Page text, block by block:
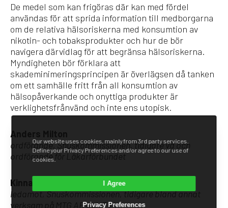
De medel som kan frigöras där kan med fördel
användas för att sprida information till medborgarna
om de relativa hälsoriskerna med konsumtion av
nikotin- och tobaksprodukter och hur de bör
navigera därvidlag för att begränsa hälsoriskerna.
Myndigheten bör förklara att
skademinimeringsprincipen är överlägsen då tanken
om ett samhälle fritt från all konsumtion av
hälsopåverkande och onyttiga produkter är
verklighetsfrånvänd och inte ens utopisk.
Anders Milton
ordförande, Snuskommissionen, tidigare vd och
ordförande för Läkarförbundet
Kinna Bellander
ledamot, Snuskommissionen, tidigare bland annat
verksam på MTG AB och TV4
Our website uses cookies, mainly from 3rd party services.
Define your Privacy Preferences and/or agree to our use of
cookies.
Privacy Preferences
I Agree